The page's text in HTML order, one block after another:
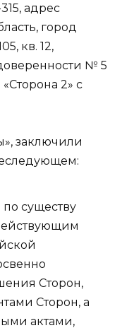
адрес
город
кв. 12,
№ 5
2» с
заключили
существу
Сторон,
Сторон, а
актами,